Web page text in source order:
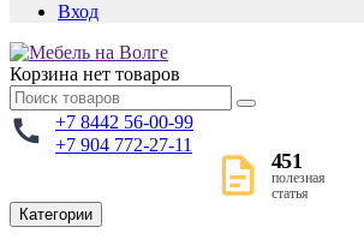
Вход
Корзина нет товаров
+7 8442 56-00-99
+7 904 772-27-11
451
полезная
статья
Категории